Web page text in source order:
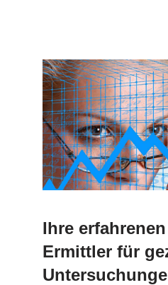
Ihre
Ermittler für